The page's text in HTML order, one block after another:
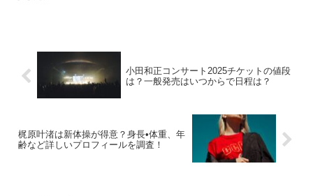
小田和正コンサート2025チケットの値段
は？一般発売はいつからで日程は？
梶原叶渚は新体操が得意？身長•体重、年
齢など詳しいプロフィールを調査！